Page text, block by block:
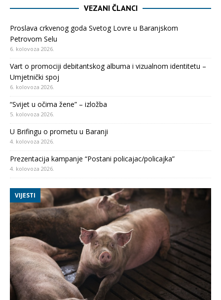
VEZANI ČLANCI
Proslava crkvenog goda Svetog Lovre u Baranjskom
Petrovom Selu
6. kolovoza 2026.
Vart o promociji debitantskog albuma i vizualnom identitetu –
Umjetnički spoj
6. kolovoza 2026.
“Svijet u očima žene” – izložba
5. kolovoza 2026.
U Brifingu o prometu u Baranji
4. kolovoza 2026.
Prezentacija kampanje “Postani policajac/policajka”
4. kolovoza 2026.
VIJESTI